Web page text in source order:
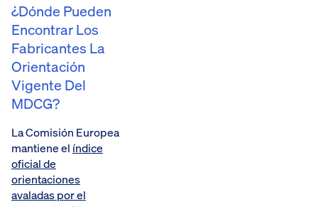
¿Dónde Pueden
Encontrar Los
Fabricantes La
Orientación
Vigente Del
MDCG?
La Comisión Europea
mantiene el índice
oficial de
orientaciones
avaladas por el